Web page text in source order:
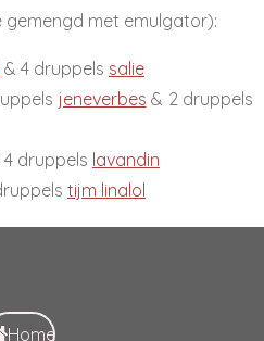
gemengd met emulgator):
& 4 druppels salie
jeneverbes & 2 druppels
4 druppels lavandin
tijm linalol
Home